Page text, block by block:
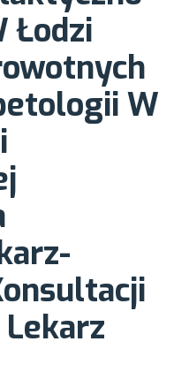
–
Łodzi
W
Lekarz